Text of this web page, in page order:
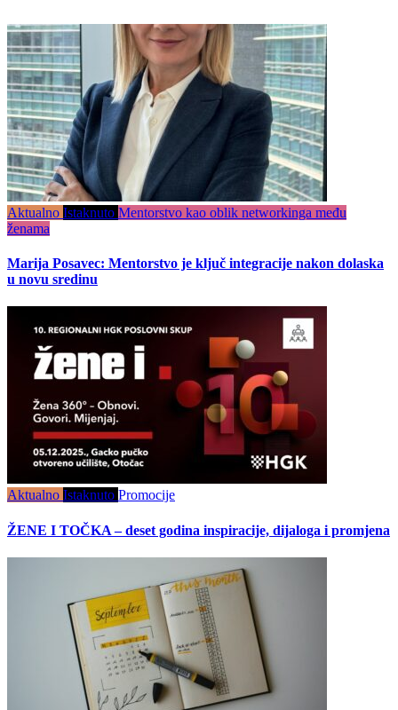
Aktualno Istaknuto Mentorstvo kao oblik networkinga među
ženama
Marija Posavec: Mentorstvo je ključ integracije nakon dolaska
u novu sredinu
Aktualno Istaknuto Promocije
ŽENE I TOČKA – deset godina inspiracije, dijaloga i promjena